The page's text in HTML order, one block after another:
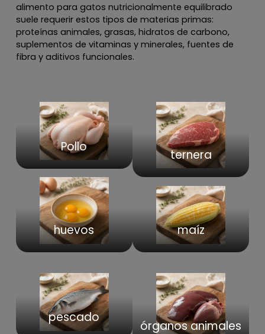
alimento para gatos nutricionalmente equilibrado
suele requerir estos tipos de materias primas:
proteínas animales, grasas, hidratos de carbono,
suplementos de vitaminas y minerales, fuentes de
fibra y aditivos funcionales.
Pollo
huevos
ternera
maíz
pescado
órganos animales